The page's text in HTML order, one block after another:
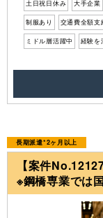
土日祝日休み 大手企業
制服あり 交通費全額支
ミドル層活躍中 経験を
長期派遣*2ヶ月以上
【案件
※鋼橋専業では